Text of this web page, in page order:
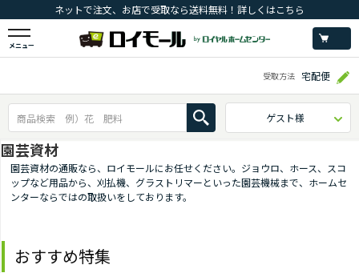
ネットで注文、お店で受取なら送料無料！詳しくはこちら
メニュー
受取方法 宅配便
ゲスト様
園芸資材
園芸資材の通販なら、ロイモールにお任せください。ジョウロ、ホース、スコ
ップなど用品から、刈払機、グラストリマーといった園芸機械まで、ホームセ
ンターならではの取扱いをしております。
おすすめ特集